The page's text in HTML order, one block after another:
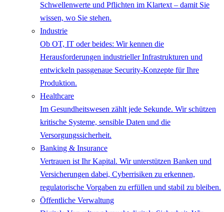
Schwellenwerte und Pflichten im Klartext – damit Sie
wissen, wo Sie stehen.
Industrie
Ob OT, IT oder beides: Wir kennen die
Herausforderungen industrieller Infrastrukturen und
entwickeln passgenaue Security-Konzepte für Ihre
Produktion.
Healthcare
Im Gesundheitswesen zählt jede Sekunde. Wir schützen
kritische Systeme, sensible Daten und die
Versorgungssicherheit.
Banking & Insurance
Vertrauen ist Ihr Kapital. Wir unterstützen Banken und
Versicherungen dabei, Cyberrisiken zu erkennen,
regulatorische Vorgaben zu erfüllen und stabil zu bleiben.
Öffentliche Verwaltung